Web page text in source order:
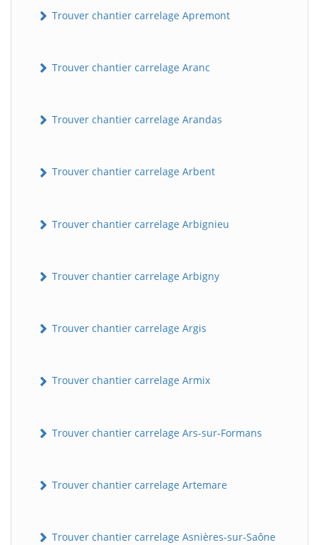
Trouver chantier carrelage Apremont
Trouver chantier carrelage Aranc
Trouver chantier carrelage Arandas
Trouver chantier carrelage Arbent
Trouver chantier carrelage Arbignieu
Trouver chantier carrelage Arbigny
Trouver chantier carrelage Argis
Trouver chantier carrelage Armix
Trouver chantier carrelage Ars-sur-Formans
Trouver chantier carrelage Artemare
Trouver chantier carrelage Asnières-sur-Saône